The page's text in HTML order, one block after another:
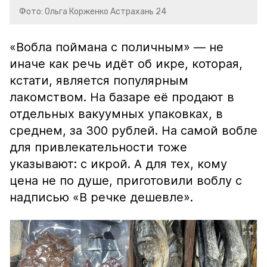
Фото: Ольга Корженко Астрахань 24
«Вобла поймана с поличным» — не
иначе как речь идёт об икре, которая,
кстати, является популярным
лакомством. На базаре её продают в
отдельных вакуумных упаковках, в
среднем, за 300 рублей. На самой вобле
для привлекательности тоже
указывают: с икрой. А для тех, кому
цена не по душе, приготовили воблу с
надписью «В речке дешевле».